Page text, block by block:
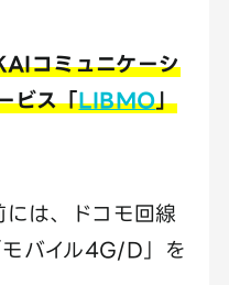
コミュニケーシ
ビス「LIBMO」
は、ドコモ回線
バイル4G/D」を